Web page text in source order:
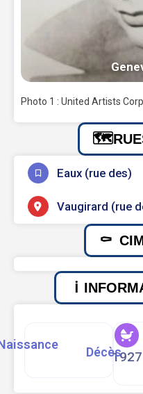
Photo 1 : United Artists
Eaux (rue des)
Vaugirard (rue
1927
Décès